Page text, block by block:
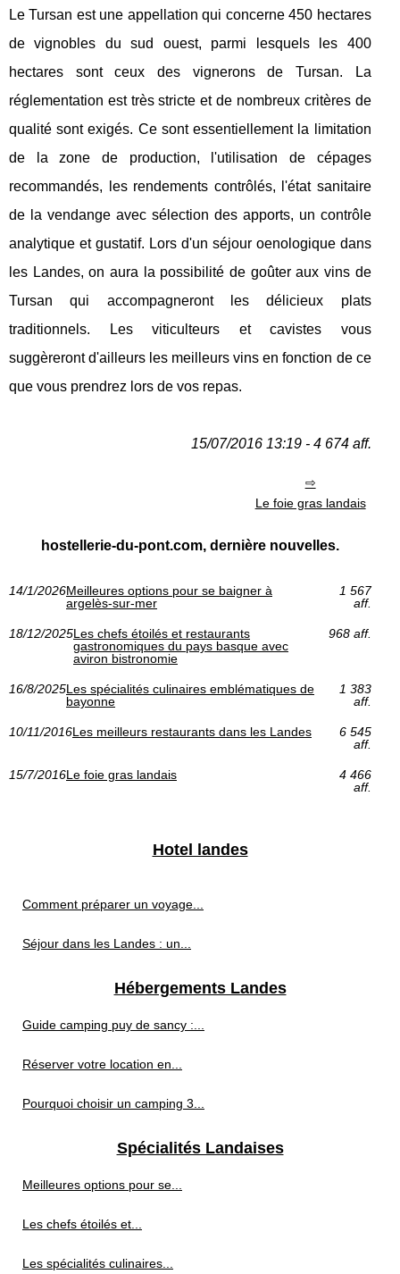
Le Tursan est une appellation qui concerne 450 hectares
de vignobles du sud ouest, parmi lesquels les 400
hectares sont ceux des vignerons de Tursan. La
réglementation est très stricte et de nombreux critères de
qualité sont exigés. Ce sont essentiellement la limitation
de la zone de production, l'utilisation de cépages
recommandés, les rendements contrôlés, l'état sanitaire
de la vendange avec sélection des apports, un contrôle
analytique et gustatif. Lors d'un séjour oenologique dans
les Landes, on aura la possibilité de goûter aux vins de
Tursan qui accompagneront les délicieux plats
traditionnels. Les viticulteurs et cavistes vous
suggèreront d'ailleurs les meilleurs vins en fonction de ce
que vous prendrez lors de vos repas.
15/07/2016 13:19 - 4 674 aff.
Le foie gras landais
hostellerie-du-pont.com, dernière nouvelles.
14/1/2026Meilleures options pour se baigner à
argelès-sur-mer
1 567
aff.
18/12/2025Les chefs étoilés et restaurants
gastronomiques du pays basque avec
aviron bistronomie
968 aff.
16/8/2025Les spécialités culinaires emblématiques de
bayonne
1 383
aff.
10/11/2016Les meilleurs restaurants dans les Landes
6 545
aff.
15/7/2016Le foie gras landais
4 466
aff.
Hotel landes
Comment préparer un voyage...
Séjour dans les Landes : un...
Hébergements Landes
Guide camping puy de sancy :...
Réserver votre location en...
Pourquoi choisir un camping 3...
Spécialités Landaises
Meilleures options pour se...
Les chefs étoilés et...
Les spécialités culinaires...